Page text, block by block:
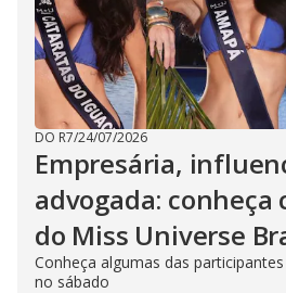
DO R7/24/07/2026
Empresária,
advogada: conheça
do Miss Universe
Conheça algumas das
no sábado